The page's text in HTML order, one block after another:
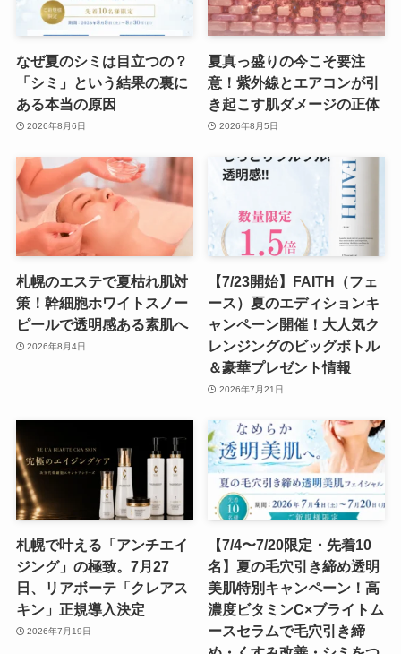
なぜ夏のシミは目立つの？
「シミ」という結果の裏に
ある本当の原因
2026年8月6日
夏真っ盛りの今こそ要注
意！紫外線とエアコンが引
き起こす肌ダメージの正体
2026年8月5日
札幌のエステで夏枯れ肌対
策！幹細胞ホワイトスノー
ピールで透明感ある素肌へ
2026年8月4日
【7/23開始】FAITH（フェ
ース）夏のエディションキ
ャンペーン開催！大人気ク
レンジングのビッグボトル
＆豪華プレゼント情報
2026年7月21日
札幌で叶える「アンチエイ
ジング」の極致。7月27
日、リアボーテ「クレアス
キン」正規導入決定
2026年7月19日
【7/4〜7/20限定・先着10
名】夏の毛穴引き締め透明
美肌特別キャンペーン！高
濃度ビタミンC×ブライトム
ースセラムで毛穴引き締